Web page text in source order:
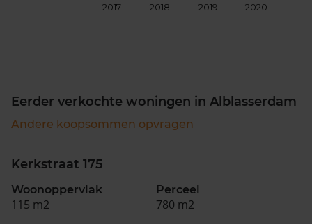
2017 2018 2019 2020
Eerder verkochte woningen in Alblasserdam
Andere koopsommen opvragen
Kerkstraat 175
Woonoppervlak
115 m2
Perceel
780 m2